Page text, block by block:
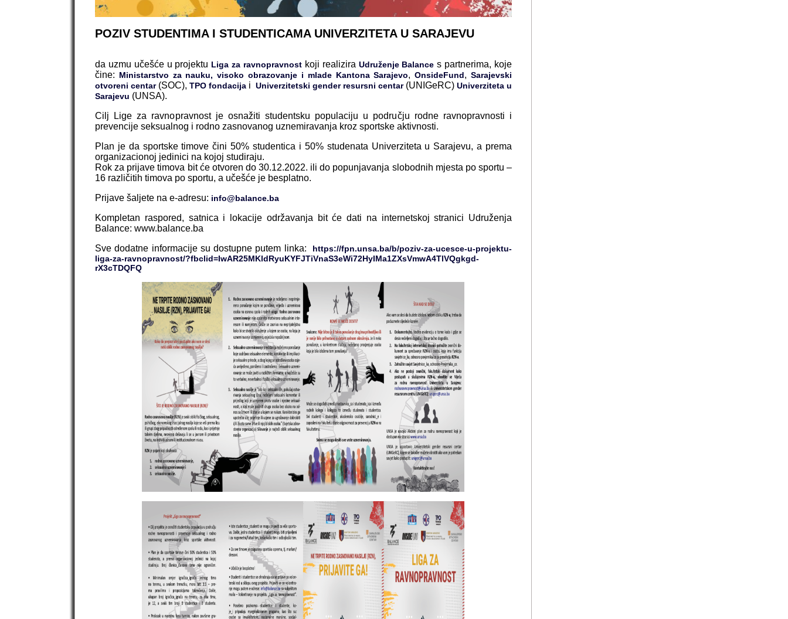
POZIV STUDENTIMA I STUDENTICAMA UNIVERZITETA U SARAJEVU
da uzmu učešće u projektu Liga za ravnopravnost koji realizira Udruženje Balance s partnerima, koje
čine: Ministarstvo za nauku, visoko obrazovanje i mlade Kantona Sarajevo,OnsideFund,Sarajevski
otvoreni centar(SOC), TPO fondacija i Univerzitetski gender resursni centar(UNIGeRC) Univerziteta u
Sarajevu (UNSA).
Cilj Lige za ravnopravnost je osnažiti studentsku populaciju u području rodne ravnopravnosti i
prevencije seksualnog i rodno zasnovanog uznemiravanja kroz sportske aktivnosti.
Plan je da sportske timove čini 50% studentica i 50% studenata Univerziteta u Sarajevu, a prema
organizacionoj jedinici na kojoj studiraju.
Rok za prijave timova bit će otvoren do 30.12.2022. ili do popunjavanja slobodnih mjesta po sportu –
16 različitih timova po sportu, a učešće je besplatno.
Prijave šaljete na e-adresu: info@balance.ba
Kompletan raspored, satnica i lokacije održavanja bit će dati na internetskoj stranici Udruženja
Balance: www.balance.ba
Sve dodatne informacije su dostupne putem linka:
https://fpn.unsa.ba/b/poziv-za-ucesce-u-projektu-
liga-za-ravnopravnost/?fbclid=IwAR25MKldRyuKYFJTiVnaS3eWi72HyIMa1ZXsVmwA4TlVQgkgd-
rX3cTDQFQ